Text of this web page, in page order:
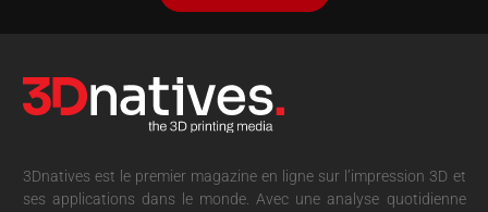
3Dnatives est le premier magazine en ligne sur l’impression 3D et
ses applications dans le monde. Avec une analyse quotidienne